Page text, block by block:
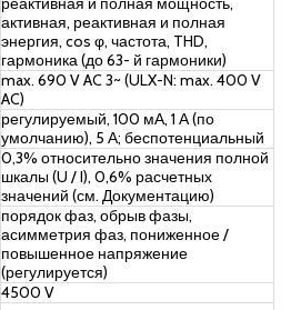
активная, реактивная и полная
энергия, cos φ, частота, THD,
гармоника (до 63- й гармоники)
max. 690 V AC 3~ (ULX-N: max. 400 V
AC)
регулируемый, 100 мА, 1 А (по
умолчанию), 5 А; беспотенциальный
0,3% относительно значения полной
шкалы (U / I), 0,6% расчетных
значений (см. Документацию)
порядок фаз, обрыв фазы,
асимметрия фаз, пониженное /
повышенное напряжение
(регулируется)
4500 V